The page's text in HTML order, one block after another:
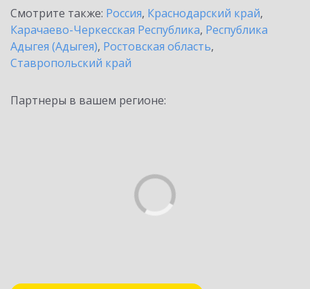
Смотрите также: Россия, Краснодарский край,
Карачаево-Черкесская Республика, Республика
Адыгея (Адыгея), Ростовская область,
Ставропольский край
Партнеры в вашем регионе: